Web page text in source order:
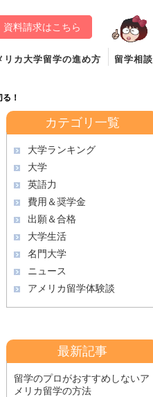
資料請求はこちら
リカ大学留学の進め方 留学相談
！
カテゴリ一覧
大学ランキング
大学
英語力
費用＆奨学金
出願＆合格
大学生活
名門大学
ニュース
アメリカ留学体験談
最新記事
留学のプロがおすすめしないア
メリカ留学の方法